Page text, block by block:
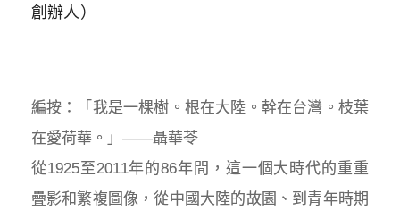
創辦人）
編按：「我是一棵樹。根在大陸。幹在台灣。枝葉
在愛荷華。」——聶華苓
從1925至2011年的86年間，這一個大時代的重重
疊影和繁複圖像，從中國大陸的故園、到青年時期